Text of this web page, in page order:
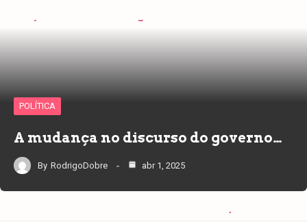
POLÍTICA
A mudança no discurso do governo…
By RodrigoDobre abr 1, 2025